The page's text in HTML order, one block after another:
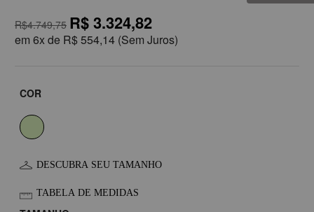
R$4.749,75 R$ 3.324,82
em 6x de R$ 554,14 (Sem Juros)
COR
DESCUBRA SEU TAMANHO
TABELA DE MEDIDAS